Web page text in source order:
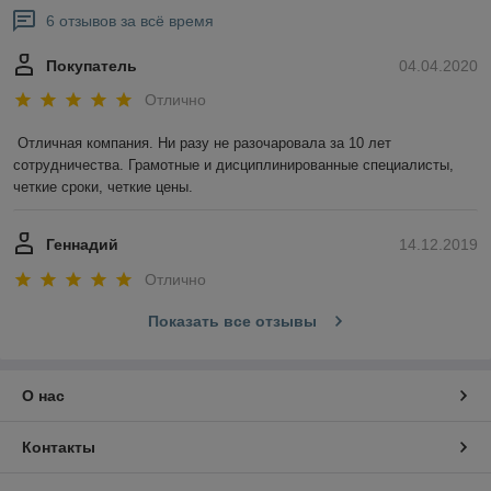
6 отзывов за всё время
04.04.2020
Покупатель
Отлично
Отличная компания. Ни разу не разочаровала за 10 лет
сотрудничества. Грамотные и дисциплинированные специалисты,
четкие сроки, четкие цены.
14.12.2019
Геннадий
Отлично
Показать все отзывы
О нас
Контакты